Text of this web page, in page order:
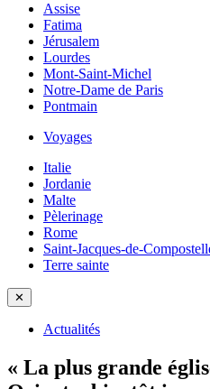
Assise
Fatima
Jérusalem
Lourdes
Mont-Saint-Michel
Notre-Dame de Paris
Pontmain
Voyages
Italie
Jordanie
Malte
Pèlerinage
Rome
Saint-Jacques-de-
Terre sainte
✕
Actualités
« La plus grande